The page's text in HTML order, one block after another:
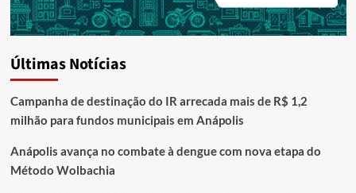
Últimas Notícias
Campanha de destinação do IR arrecada mais de R$ 1,2
milhão para fundos municipais em Anápolis
Anápolis avança no combate à dengue com nova etapa do
Método Wolbachia